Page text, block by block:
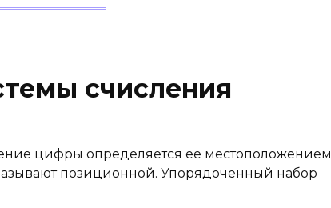
счисления
цифры определяется ее местоположением
позиционной. Упорядоченный набор